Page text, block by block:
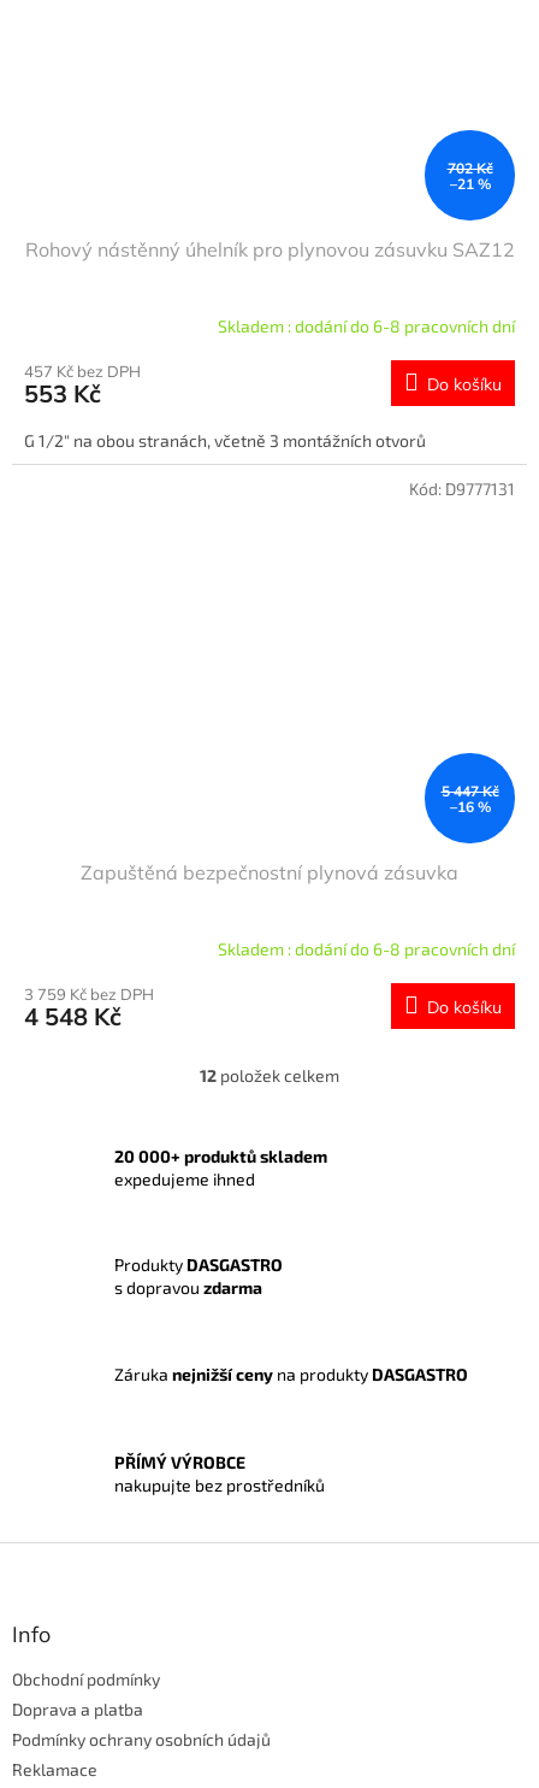
702 Kč
–21 %
Rohový nástěnný úhelník pro plynovou zásuvku SAZ12
Skladem : dodání do 6-8 pracovních dní
457 Kč bez DPH
553 Kč Do košíku
G 1/2" na obou stranách, včetně 3 montážních otvorů
5 447 Kč
–16 %
Zapuštěná bezpečnostní plynová zásuvka
Skladem : dodání do 6-8 pracovních dní
3 759 Kč bez DPH
4 548 Kč Do košíku
Kód: D9777131
O
á
p
v
s
u
12 položek celkem
20 000+ produktů skladem
expedujeme ihned
Produkty DASGASTRO
s dopravou zdarma
Záruka nejnižší ceny na produkty DASGASTRO
PŘÍMÝ VÝROBCE
nakupujte bez prostředníků
Info
Obchodní podmínky
Doprava a platba
Podmínky ochrany osobních údajů
Reklamace